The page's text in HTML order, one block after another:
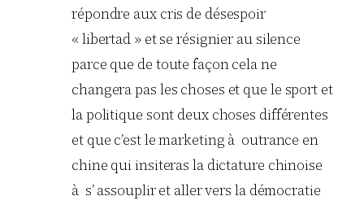
répondre aux cris de désespoir
« libertad » et se résignier au silence
parce que de toute façon cela ne
changera pas les choses et que le sport et
la politique sont deux choses différentes
et que c’est le marketing à outrance en
chine qui insiteras la dictature chinoise
à s’ assouplir et aller vers la démocratie